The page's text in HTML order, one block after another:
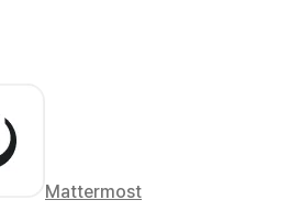
Mattermost